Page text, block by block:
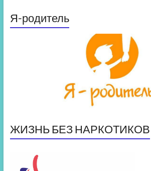
Я-родитель
ЖИЗНЬ БЕЗ НАРКОТИКОВ